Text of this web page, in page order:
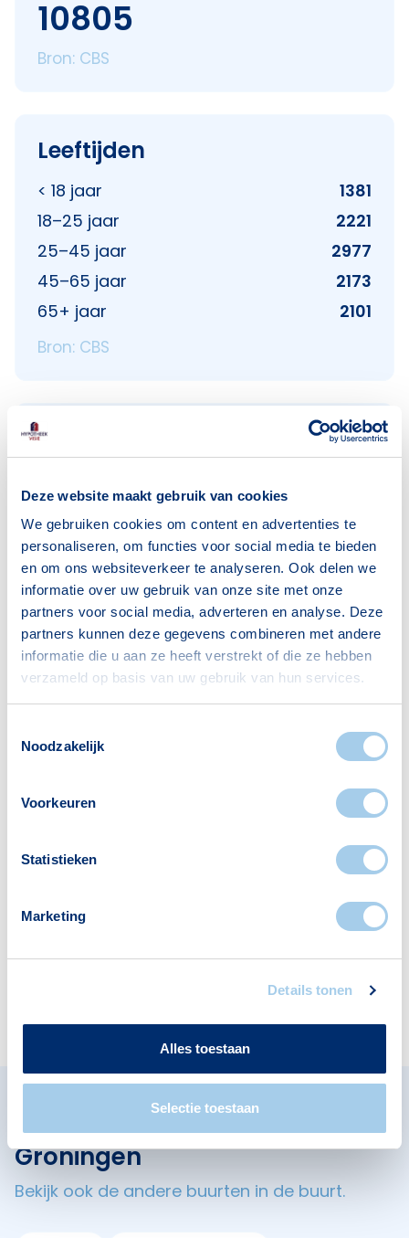
Deze website maakt gebruik van cookies
We gebruiken cookies om content en advertenties te
personaliseren, om functies voor social media te bieden
en om ons websiteverkeer te analyseren. Ook delen we
informatie over uw gebruik van onze site met onze
partners voor social media, adverteren en analyse. Deze
partners kunnen deze gegevens combineren met andere
informatie die u aan ze heeft verstrekt of die ze hebben
verzameld op basis van uw gebruik van hun services.
Noodzakelijk
Voorkeuren
Statistieken
Marketing
Details tonen
Alles toestaan
Selectie toestaan
10805
Bron: CBS
Leeftijden
< 18 jaar
1381
18–25 jaar
2221
25–45 jaar
2977
45–65 jaar
2173
65+ jaar
2101
Bron: CBS
Huishoudens
Gezin zonder kinderen
Gezin met kinderen
1340
Bron: CBS
Voorzieningen in Vinkhuizen
Deze wijk heeft het allemaal voor je. Zo vind je
Restaurants
Cafés
Omliggende buurten in
Groningen
Bekijk ook de andere buurten in de buurt.